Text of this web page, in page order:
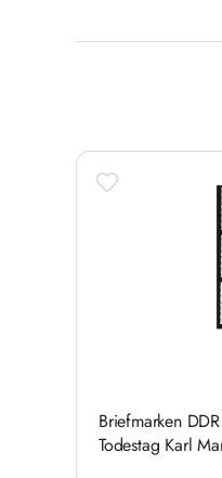
Briefmarken
Todestag Karl